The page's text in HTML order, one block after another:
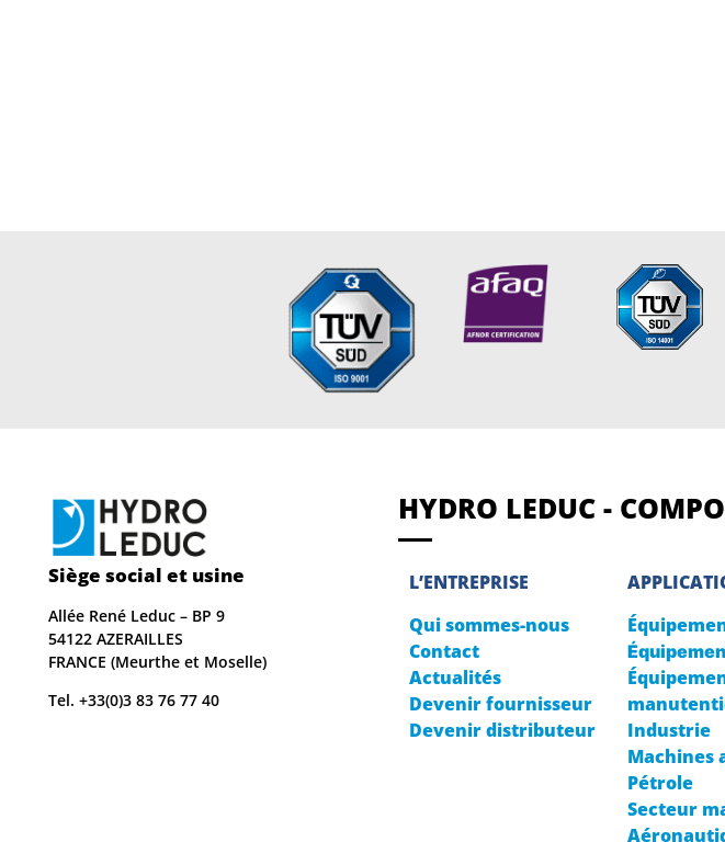
Siège social et usine
Allée René Leduc – BP 9
54122 AZERAILLES
FRANCE (Meurthe et Moselle)
Tel. +33(0)3 83 76 77 40
HYDRO LEDUC -
L’ENTREPRISE
Qui sommes-nous
Contact
Actualités
Devenir fournisseur
Devenir distributeur
Industrie
Machines
Pétrole
Secteur